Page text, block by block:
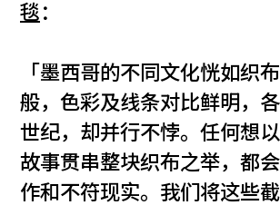
毯：
「墨西哥的不同文化恍如织
般，色彩及线条对比鲜明，
世纪，却并行不悖。任何想
故事贯串整块织布之举，都
作和不符现实。我们将这些